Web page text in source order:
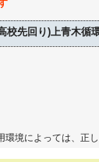
校先回り)上青木循
境によっては、正